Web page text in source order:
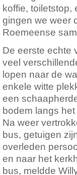
koffie, toiletstop,
gingen we weer
Roemeense
De eerste echte
veel
lopen naar de
enkele witte
een
bodem langs
Na weer
bus, getuigen
overleden
en naar het
bus, meldde